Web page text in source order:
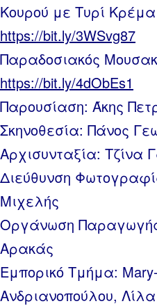
Κουρού με Τυρί
https://bit.ly/3WSvg87
Παραδοσιακός
https://bit.ly/4dObEs1
Παρουσίαση: Άκης
Σκηνοθεσία: Πάνος
Αρχισυνταξία: Τζίνα
Διεύθυνση
Μιχελής
Οργάνωση
Αρακάς
Εμπορικό Τμήμα:
Ανδριανοπούλου,